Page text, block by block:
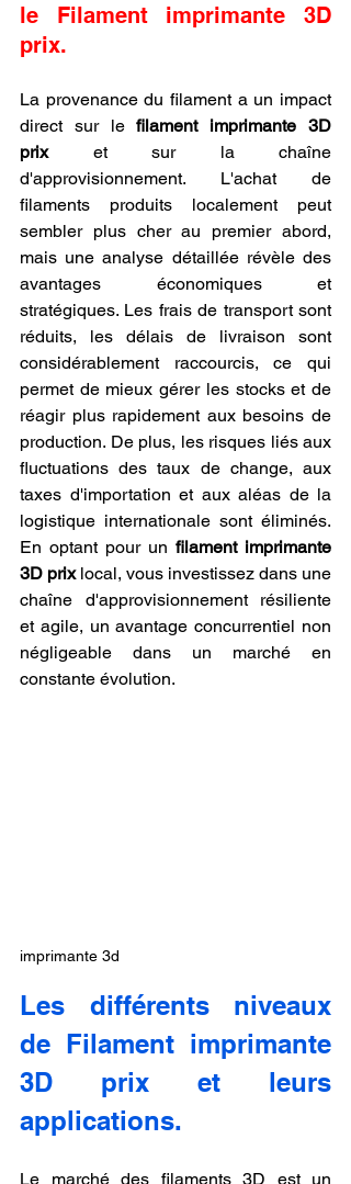
le Filament imprimante 3D
prix.
La provenance du filament a un impact
direct sur le filament imprimante 3D
prix et sur la chaîne
d'approvisionnement. L'achat de
filaments produits localement peut
sembler plus cher au premier abord,
mais une analyse détaillée révèle des
avantages économiques et
stratégiques. Les frais de transport sont
réduits, les délais de livraison sont
considérablement raccourcis, ce qui
permet de mieux gérer les stocks et de
réagir plus rapidement aux besoins de
production. De plus, les risques liés aux
fluctuations des taux de change, aux
taxes d'importation et aux aléas de la
logistique internationale sont éliminés.
En optant pour un filament imprimante
3D prix local, vous investissez dans une
chaîne d'approvisionnement résiliente
et agile, un avantage concurrentiel non
négligeable dans un marché en
constante évolution.
imprimante 3d
Les différents niveaux
de Filament imprimante
3D prix et leurs
applications.
Le marché des filaments 3D est un